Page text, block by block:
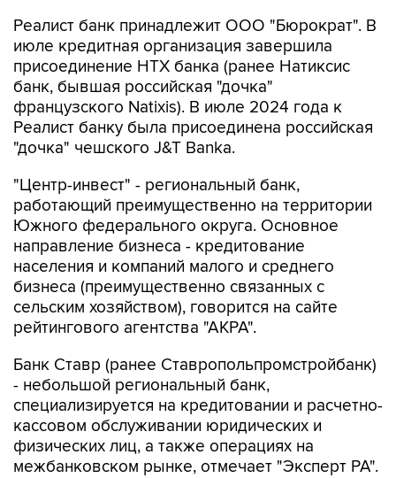
Реалист банк принадлежит ООО "Бюрократ". В
июле кредитная организация завершила
присоединение НТХ банка (ранее Натиксис
банк, бывшая российская "дочка"
французского Natixis). В июле 2024 года к
Реалист банку была присоединена российская
"дочка" чешского J&T Banka.
"Центр-инвест" - региональный банк,
работающий преимущественно на территории
Южного федерального округа. Основное
направление бизнеса - кредитование
населения и компаний малого и среднего
бизнеса (преимущественно связанных с
сельским хозяйством), говорится на сайте
рейтингового агентства "АКРА".
Банк Ставр (ранее Ставропольпромстройбанк)
- небольшой региональный банк,
специализируется на кредитовании и расчетно-
кассовом обслуживании юридических и
физических лиц, а также операциях на
межбанковском рынке, отмечает "Эксперт РА".